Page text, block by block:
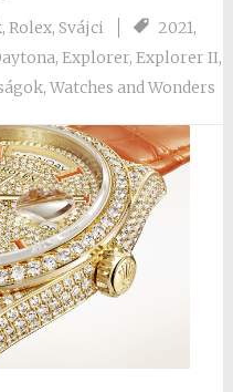
, Rolex, Svájci 2021,
, Explorer, Explorer II,
,Watches and Wonders